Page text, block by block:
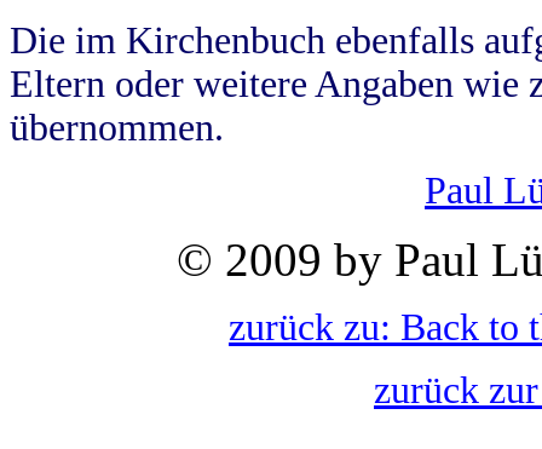
Die im Kirchenbuch ebenfalls
Eltern oder weitere Angaben wie
übernommen.
Paul
© 2009 by Paul
zurück zu: Back to
zurück